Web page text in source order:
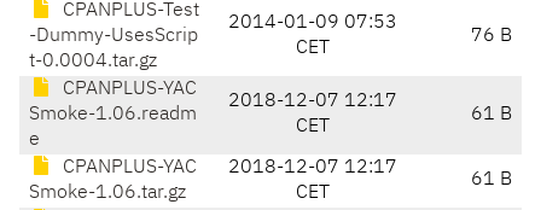
CPANPLUS-Test
-Dummy-UsesScrip
t-0.0004.tar.gz
2014-01-09 07:53
CET
76 B
CPANPLUS-YAC
Smoke-1.06.readm
e
2018-12-07 12:17
CET
61 B
CPANPLUS-YAC
Smoke-1.06.tar.gz
2018-12-07 12:17
CET
61 B